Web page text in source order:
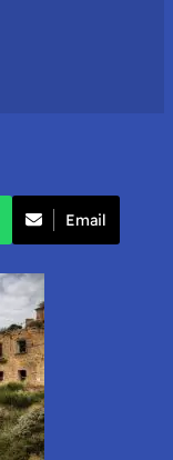
Email